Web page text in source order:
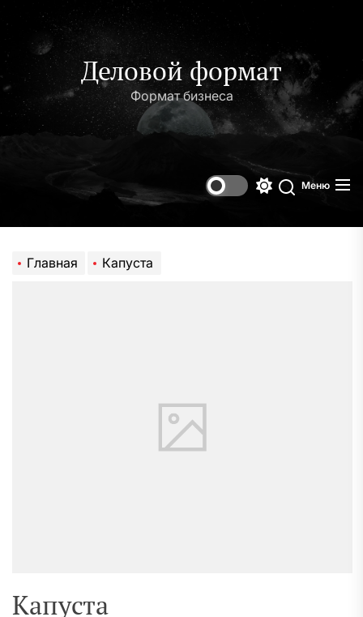
содержимому
Деловой формат
Формат бизнеса
Поиск
Меню
Главная Капуста
Капуста